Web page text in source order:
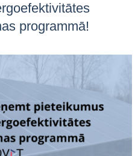
programmā!